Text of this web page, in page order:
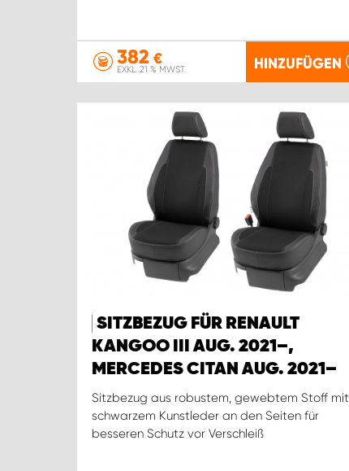
382 €
EXKL. 21 % MWST. HINZUFÜGEN
SITZBEZUG FÜR RENAULT
KANGOO III AUG. 2021–,
MERCEDES CITAN AUG. 2021–
Sitzbezug aus robustem, gewebtem Stoff mit
schwarzem Kunstleder an den Seiten für
besseren Schutz vor Verschleiß